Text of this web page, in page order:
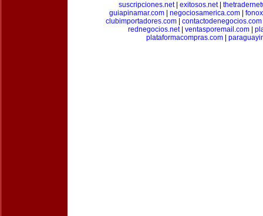
suscripciones.net| exitosos.net|
guiapinamar.com
negociosamerica.com
clubimportadores.com
contactodenegocios.com
rednegocios.net| ventasporemail.com
plataformacompras.com|